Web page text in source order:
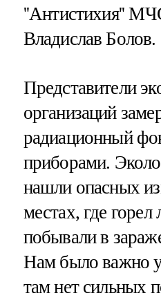
''Антистихия''
Владислав Болов.
Представители
организаций
радиационный
приборами.
нашли опасных
местах, где
побывали в
Нам было важно
там нет сильных